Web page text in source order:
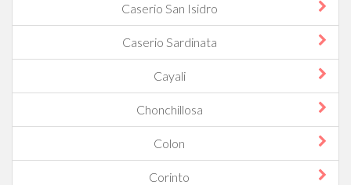
Caserio San Isidro
Caserio Sardinata
Cayali
Chonchillosa
Colon
Corinto